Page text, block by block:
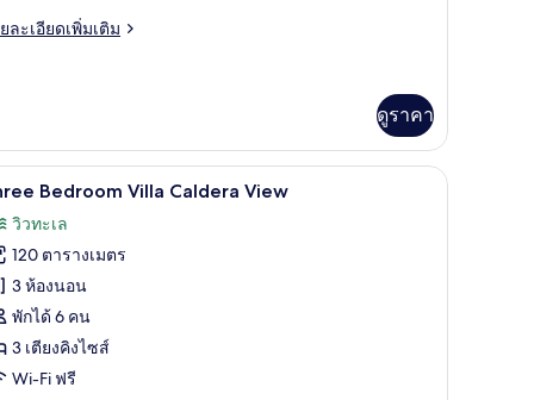
ะละเอียดเพิ่มเติม
ดูราคา
ตู้นิรภัยในห้องพัก, เตารีด/โต๊ะรีดผ้า
พถ่าย
หมด
ง
Three Bedroom Villa Caldera View | เครื่อ
14 Bedroom Villa Caldera View
วิวทะเล
120 ตารางเมตร
3 ห้องนอน
พักได้ 6 คน
3 เตียงคิงไซส์
Wi-Fi ฟรี